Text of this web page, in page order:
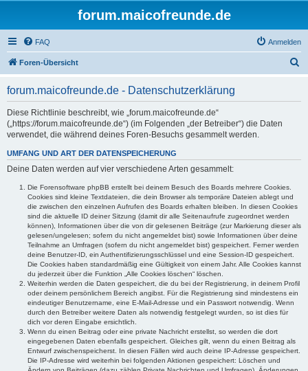
forum.maicofreunde.de
FAQ Anmelden
Foren-Übersicht
forum.maicofreunde.de - Datenschutzerklärung
Diese Richtlinie beschreibt, wie „forum.maicofreunde.de“
(„https://forum.maicofreunde.de“) (im Folgenden „der Betreiber“) die Daten
verwendet, die während deines Foren-Besuchs gesammelt werden.
UMFANG UND ART DER DATENSPEICHERUNG
Deine Daten werden auf vier verschiedene Arten gesammelt:
Die Forensoftware phpBB erstellt bei deinem Besuch des Boards mehrere Cookies.
Cookies sind kleine Textdateien, die dein Browser als temporäre Dateien ablegt und
die zwischen den einzelnen Aufrufen des Boards erhalten bleiben. In diesen Cookies
sind die aktuelle ID deiner Sitzung (damit dir alle Seitenaufrufe zugeordnet werden
können), Informationen über die von dir gelesenen Beiträge (zur Markierung dieser als
gelesen/ungelesen; sofern du nicht angemeldet bist) sowie Informationen über deine
Teilnahme an Umfragen (sofern du nicht angemeldet bist) gespeichert. Ferner werden
deine Benutzer-ID, ein Authentifizierungsschlüssel und eine Session-ID gespeichert.
Die Cookies haben standardmäßig eine Gültigkeit von einem Jahr. Alle Cookies kannst
du jederzeit über die Funktion „Alle Cookies löschen“ löschen.
Weiterhin werden die Daten gespeichert, die du bei der Registrierung, in deinem Profil
oder deinem persönlichem Bereich angibst. Für die Registrierung sind mindestens ein
eindeutiger Benutzername, eine E-Mail-Adresse und ein Passwort notwendig. Wenn
durch den Betreiber weitere Daten als notwendig festgelegt wurden, so ist dies für
dich vor deren Eingabe ersichtlich.
Wenn du einen Beitrag oder eine private Nachricht erstellst, so werden die dort
eingegebenen Daten ebenfalls gespeichert. Gleiches gilt, wenn du einen Beitrag als
Entwurf zwischenspeicherst. In diesen Fällen wird auch deine IP-Adresse gespeichert.
Die IP-Adresse wird weiterhin bei folgenden Aktionen gespeichert: Löschen und